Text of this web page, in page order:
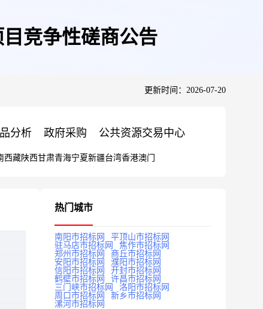
竞争性磋商公告
更新时间：2026-07-20
分析 政府采购 公共资源交易中心
西藏陕西甘肃青海宁夏新疆台湾香港澳门
热门城市
南阳市招标网
平顶山市招标网
驻马店市招标网
焦作市招标网
郑州市招标网
商丘市招标网
安阳市招标网
濮阳市招标网
信阳市招标网
开封市招标网
鹤壁市招标网
许昌市招标网
三门峡市招标网
洛阳市招标网
周口市招标网
新乡市招标网
漯河市招标网